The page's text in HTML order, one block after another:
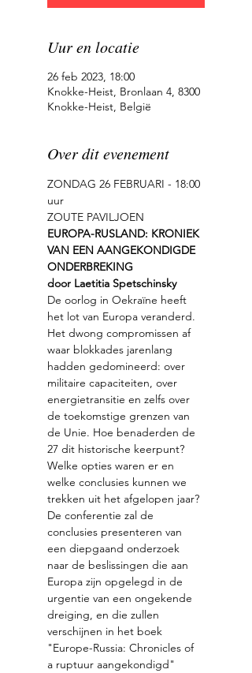
Uur en locatie
26 feb 2023, 18:00
Knokke-Heist, Bronlaan 4, 8300
Knokke-Heist, België
Over dit evenement
ZONDAG 26 FEBRUARI - 18:00
uur
ZOUTE PAVILJOEN
EUROPA-RUSLAND: KRONIEK
VAN EEN AANGEKONDIGDE
ONDERBREKING
door Laetitia Spetschinsky
De oorlog in Oekraïne heeft
het lot van Europa veranderd.
Het dwong compromissen af
waar blokkades jarenlang
hadden gedomineerd: over
militaire capaciteiten, over
energietransitie en zelfs over
de toekomstige grenzen van
de Unie. Hoe benaderden de
27 dit historische keerpunt?
Welke opties waren er en
welke conclusies kunnen we
trekken uit het afgelopen jaar?
De conferentie zal de
conclusies presenteren van
een diepgaand onderzoek
naar de beslissingen die aan
Europa zijn opgelegd in de
urgentie van een ongekende
dreiging, en die zullen
verschijnen in het boek
"Europe-Russia: Chronicles of
a ruptuur aangekondigd"